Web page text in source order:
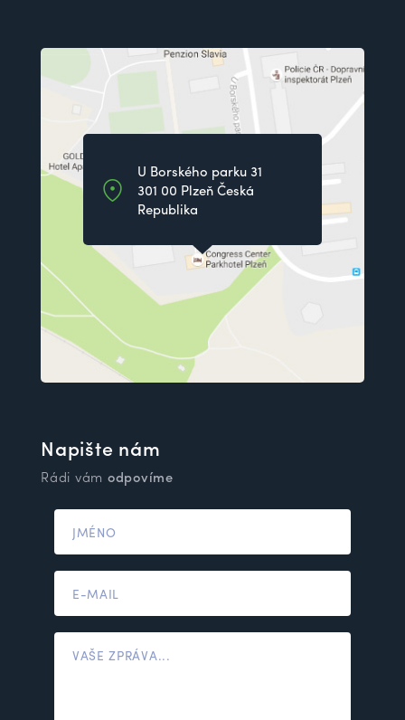
U Borského parku 31
301 00 Plzeň Česká
Republika
Napište nám
Rádi vám odpovíme